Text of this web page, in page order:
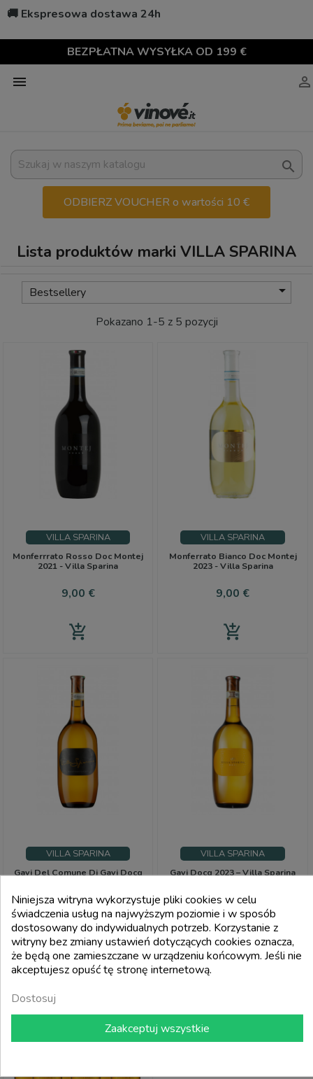
🚚 Ekspresowa dostawa 24h
BEZPŁATNA WYSYŁKA OD 199 €
 

ODBIERZ VOUCHER o wartości 10 €
Lista produktów marki VILLA SPARINA
Bestsellery 
Pokazano 1-5 z 5 pozycji
VILLA SPARINA
Monferrrato Rosso Doc Montej
2021 - Villa Sparina
Cena
9,00 €
add_shopping_cart
VILLA SPARINA
Monferrato Bianco Doc Montej
2023 - Villa Sparina
Cena
9,00 €
add_shopping_cart
VILLA SPARINA
Gavi Del Comune Di Gavi Docg
Cena
59,00 €
add_shopping_cart
VILLA SPARINA
Gavi Docg 2023 – Villa Sparina
Cena
14,01 €
add_shopping_cart
PAKIET
Niniejsza witryna wykorzystuje pliki cookies w celu
świadczenia usług na najwyższym poziomie i w sposób
dostosowany do indywidualnych potrzeb. Korzystanie z
witryny bez zmiany ustawień dotyczących cookies oznacza,
że będą one zamieszczane w urządzeniu końcowym. Jeśli nie
akceptujesz opuść tę stronę internetową.
Dostosuj
Zaakceptuj wszystkie